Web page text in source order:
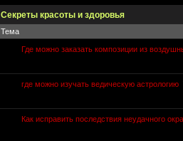
Секреты красоты и здоровья
Тема
Где можно заказать композиции из
где можно изучать ведическую астрологию
Как исправить последствия неудачного